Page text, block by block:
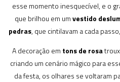
esse momento inesquecível, e o
que brilhou em umvestido
pedras, que cintilavam a cada
A decoração em tons de rosa
criando um cenário mágico para
da festa, os olhares se voltaram